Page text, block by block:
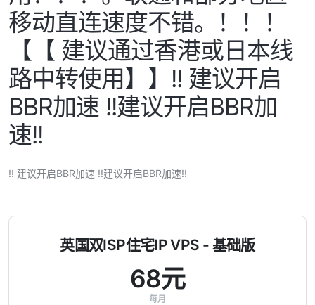
移动直连速度不错。！！！
【【 建议通过香港或日本线
路中转使用】】!! 建议开启
BBR加速 !!建议开启BBR加
速!!
!! 建议开启BBR加速 !!建议开启BBR加速!!
英国双ISP住宅IP VPS - 基础版
68元
每月